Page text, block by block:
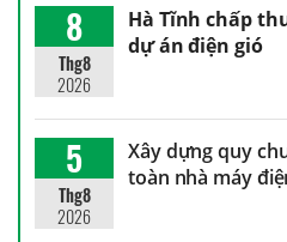
8
Thg8
2026
Hà Tĩnh chấp
dự án điện gió
5
Thg8
2026
Xây dựng quy
toàn nhà máy